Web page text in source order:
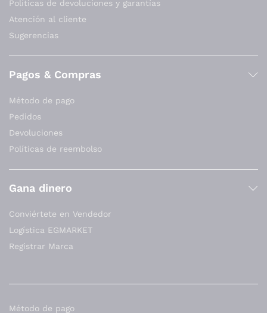
Políticas de devoluciones y garantías
Atención al cliente
Sugerencias
Pagos & Compras
Método de pago
Pedidos
Devoluciones
Políticas de reembolso
Gana dinero
Conviértete en Vendedor
Logística EGMARKET
Registrar Marca
Método de pago